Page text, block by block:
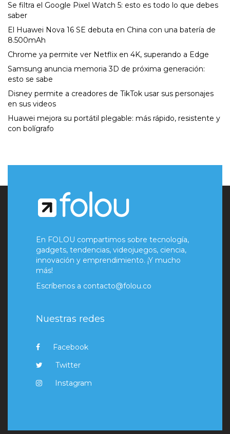
Se filtra el Google Pixel Watch 5: esto es todo lo que debes
saber
El Huawei Nova 16 SE debuta en China con una batería de
8.500mAh
Chrome ya permite ver Netflix en 4K, superando a Edge
Samsung anuncia memoria 3D de próxima generación:
esto se sabe
Disney permite a creadores de TikTok usar sus personajes
en sus videos
Huawei mejora su portátil plegable: más rápido, resistente y
con bolígrafo
En FOLOU compartimos sobre tecnología,
gadgets, tendencias, videojuegos, ciencia,
innovación y emprendimiento. ¡Y mucho
más!
Escríbenos a contacto@folou.co
Nuestras redes
Facebook
Twitter
Instagram